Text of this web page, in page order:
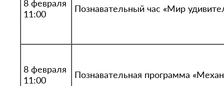
8 февраля
11:00
Познавательный час «Мир
8 февраля
11:00
Познавательная программа